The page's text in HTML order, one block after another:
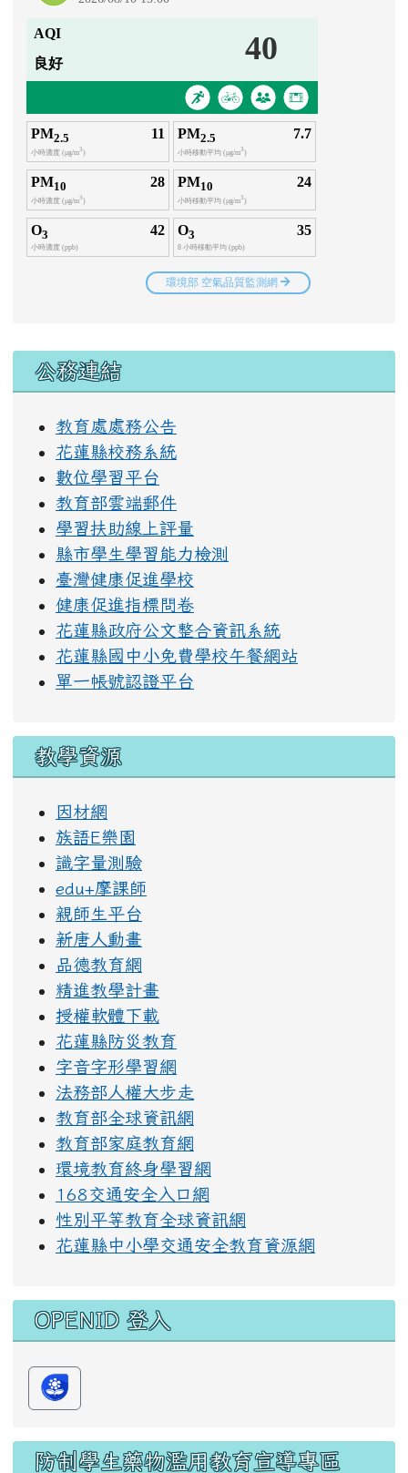
右邊區域內容
公務連結
教育處處務公告
花蓮縣校務系統
數位學習平台
教育部雲端郵件
學習扶助線上評量
縣市學生學習能力檢測
臺灣健康促進學校
健康促進指標問卷
花蓮縣政府公文整合資訊系統
花蓮縣國中小免費學校午餐網站
單一帳號認證平台
教學資源
因材網
族語E樂園
識字量測驗
edu+摩課師
親師生平台
新唐人動畫
品德教育網
精進教學計畫
授權軟體下載
花蓮縣防災教育
字音字形學習網
法務部人權大步走
教育部全球資訊網
教育部家庭教育網
環境教育終身學習網
168交通安全入口網
性別平等教育全球資訊網
花蓮縣中小學交通安全教育資源網
OPENID 登入
防制學生藥物濫用教育宣導專區